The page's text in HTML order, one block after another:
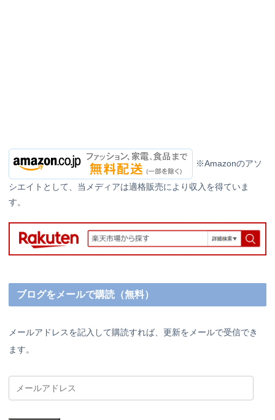
※Amazonのアソ
シエイトとして、当メディアは適格販売により収入を得ていま
す。
ブログをメールで購読（無料）
メールアドレスを記入して購読すれば、更新をメールで受信でき
ます。